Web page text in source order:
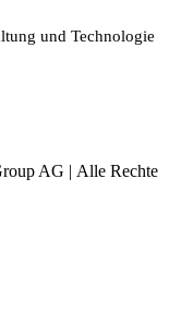
und Technologie
AG | Alle Rechte